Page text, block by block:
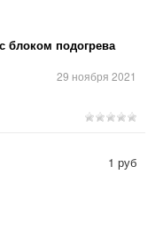
блоком подогрева
29 ноября 2021
1 руб